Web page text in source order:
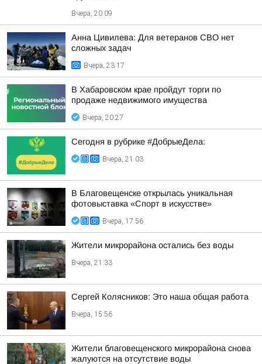
Вчера, 20:09
Анна Цивилева: Для ветеранов СВО нет
сложных задач
Вчера, 23:17
В Хабаровском крае пройдут торги по
продаже недвижимого имущества
Вчера, 20:27
Сегодня в рубрике #ДобрыеДела:
Вчера, 21:03
В Благовещенске открылась уникальная
фотовыставка «Спорт в искусстве»
Вчера, 17:56
Жители микрорайона остались без воды
Вчера, 21:33
Сергей Колясников: Это наша общая работа
Вчера, 15:56
Жители благовещенского микрорайона снова
жалуются на отсутствие воды